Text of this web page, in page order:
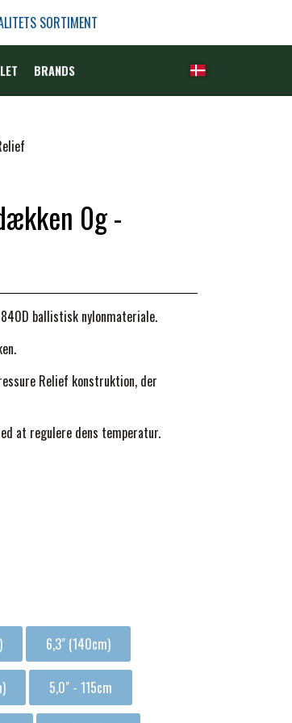
SORTIMENT
BRANDS
0g -
ballistisk nylonmateriale.
Relief konstruktion, der
at regulere dens temperatur.
6,3" (140cm)
5,0" - 115cm